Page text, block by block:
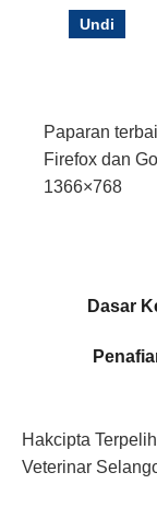
Undi
Paparan
Firefox dan
1366×768
Dasar
Dasar Privasi
Dasar Privasi
Hakcipta
Veterinar